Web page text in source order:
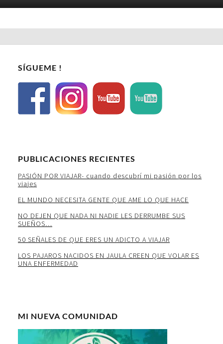
SÍGUEME !
PUBLICACIONES RECIENTES
PASIÓN POR VIAJAR- cuando descubrí mi pasión por los
viajes
EL MUNDO NECESITA GENTE QUE AME LO QUE HACE
NO DEJEN QUE NADA NI NADIE LES DERRUMBE SUS
SUEÑOS…
50 SEÑALES DE QUE ERES UN ADICTO A VIAJAR
LOS PAJAROS NACIDOS EN JAULA CREEN QUE VOLAR ES
UNA ENFERMEDAD
MI NUEVA COMUNIDAD